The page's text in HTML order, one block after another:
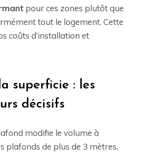
pour ces zones plutôt que
tout le logement. Cette
coûts d’installation et
superficie : les
décisifs
modifie le volume à
plafonds de plus de 3 mètres,